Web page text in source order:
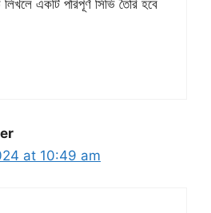
একটি পরিপূর্ণ সিভি তৈরি হবে
at 10:49 am